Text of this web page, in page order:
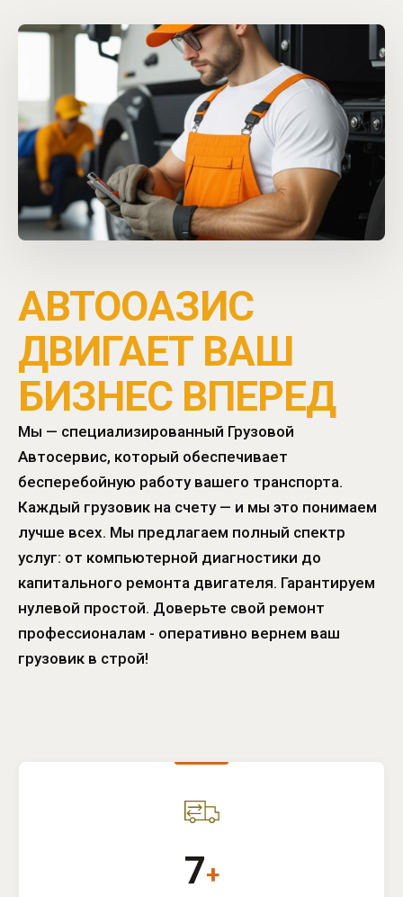
АВТООАЗИС
ДВИГАЕТ ВАШ
БИЗНЕС ВПЕРЕД
Мы — специализированный Грузовой
Автосервис, который обеспечивает
бесперебойную работу вашего транспорта.
Каждый грузовик на счету — и мы это понимаем
лучше всех. Мы предлагаем полный спектр
услуг: от компьютерной диагностики до
капитального ремонта двигателя. Гарантируем
нулевой простой. Доверьте свой ремонт
профессионалам - оперативно вернем ваш
грузовик в строй!
7+